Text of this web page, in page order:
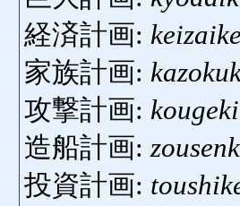
経済計画:
家族計画:
攻撃計画:
造船計画:
投資計画: